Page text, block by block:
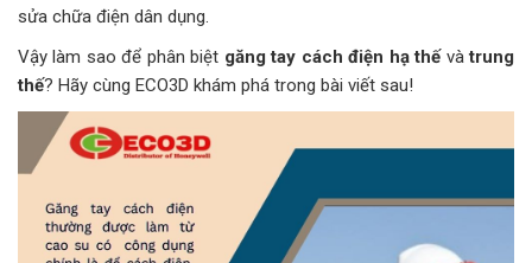
sửa chữa điện dân dụng.
Vậy làm sao để phân biệt găng tay cách điện hạ thếvàtrung
thế? Hãy cùng ECO3D khám phá trong bài viết sau!